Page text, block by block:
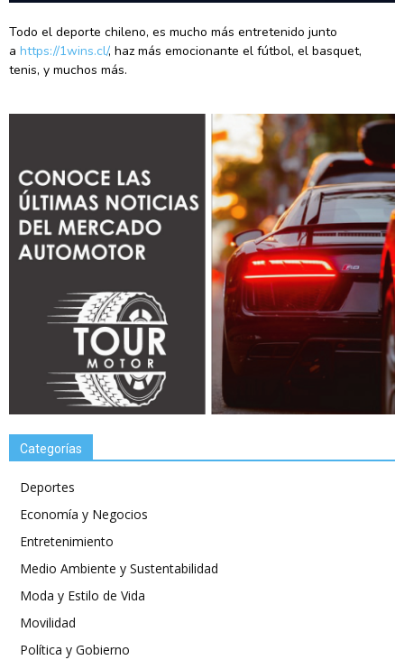
Todo el deporte chileno, es mucho más entretenido junto
a https://1wins.cl/, haz más emocionante el fútbol, el basquet,
tenis, y muchos más.
Categorías
Deportes
Economía y Negocios
Entretenimiento
Medio Ambiente y Sustentabilidad
Moda y Estilo de Vida
Movilidad
Política y Gobierno